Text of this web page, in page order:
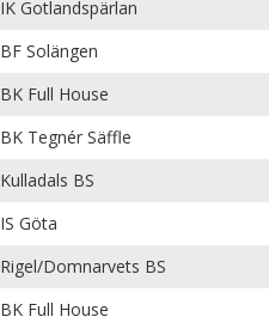
IK Gotlandspärlan
BF Solängen
BK Full House
BK Tegnér Säffle
Kulladals BS
IS Göta
Rigel/Domnarvets BS
BK Full House